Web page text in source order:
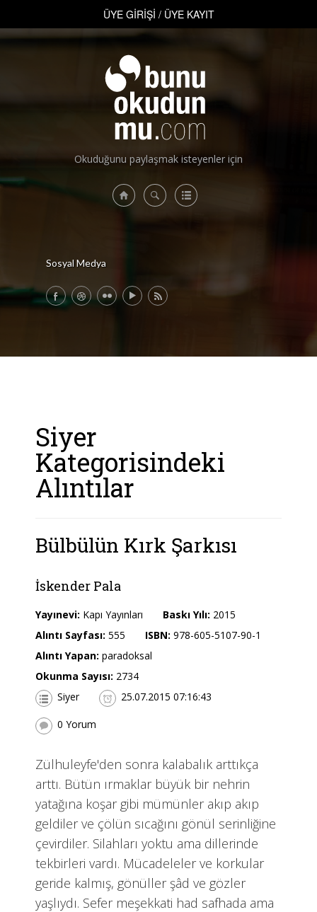
ÜYE GİRİŞİ / ÜYE KAYIT
ÜYE GİRİŞİ/ÜYE KAYIT
Okuduğunu paylaşmak isteyenler için
Sosyal Medya
Siyer
Kategorisindeki
Alıntılar
Bülbülün Kırk Şarkısı
İskender Pala
Yayınevi: Kapı Yayınları Baskı Yılı: 2015
Alıntı Sayfası: 555 ISBN: 978-605-5107-90-1
Alıntı Yapan: paradoksal
Okunma Sayısı: 2734
Siyer
25.07.2015 07:16:43
0 Yorum
Zülhuleyfe'den sonra kalabalık arttıkça
arttı. Bütün ırmaklar büyük bir nehrin
yatağına koşar gibi mümünler akıp akıp
geldiler ve çölün sıcağını gönül serinliğine
çevirdiler. Silahları yoktu ama dillerinde
tekbirleri vardı. Mücadeleler ve korkular
geride kalmış, gönüller şâd ve gözler
yaşlıydı. Sefer meşekkati had safhada ama